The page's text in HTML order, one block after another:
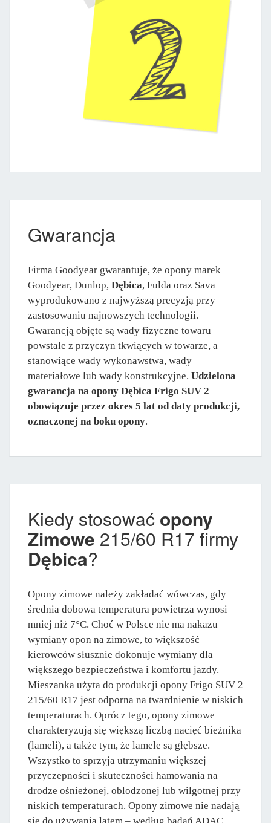
Gwarancja
Firma Goodyear gwarantuje, że opony marek
Goodyear, Dunlop, Dębica, Fulda oraz Sava
wyprodukowano z najwyższą precyzją przy
zastosowaniu najnowszych technologii.
Gwarancją objęte są wady fizyczne towaru
powstałe z przyczyn tkwiących w towarze, a
stanowiące wady wykonawstwa, wady
materiałowe lub wady konstrukcyjne. Udzielona
gwarancja na opony Dębica Frigo SUV 2
obowiązuje przez okres 5 lat od daty produkcji,
oznaczonej na boku opony.
Kiedy stosować opony
Zimowe 215/60 R17 firmy
Dębica?
Opony zimowe należy zakładać wówczas, gdy
średnia dobowa temperatura powietrza wynosi
mniej niż 7°C. Choć w Polsce nie ma nakazu
wymiany opon na zimowe, to większość
kierowców słusznie dokonuje wymiany dla
większego bezpieczeństwa i komfortu jazdy.
Mieszanka użyta do produkcji opony Frigo SUV 2
215/60 R17 jest odporna na twardnienie w niskich
temperaturach. Oprócz tego, opony zimowe
charakteryzują się większą liczbą nacięć bieżnika
(lameli), a także tym, że lamele są głębsze.
Wszystko to sprzyja utrzymaniu większej
przyczepności i skuteczności hamowania na
drodze ośnieżonej, oblodzonej lub wilgotnej przy
niskich temperaturach. Opony zimowe nie nadają